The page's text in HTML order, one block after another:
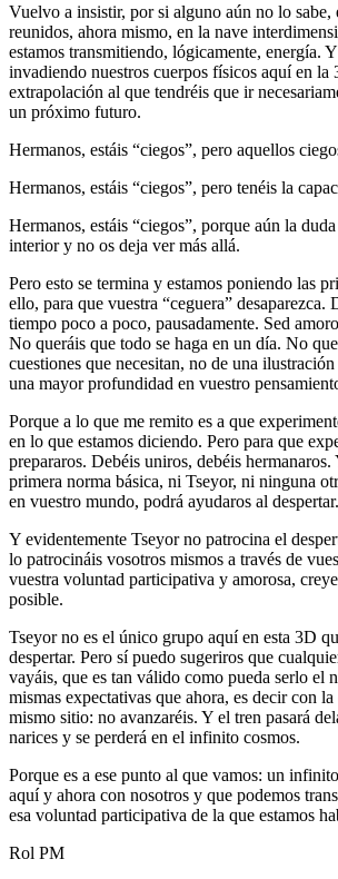
Vuelvo a insistir, por si alguno aún no lo sabe,
reunidos, ahora mismo, en la nave
estamos transmitiendo, lógicamente, energía. Y
invadiendo nuestros cuerpos físicos aquí en
extrapolación al que tendréis que ir
un próximo futuro.
Hermanos, estáis “ciegos”, pero aquellos
Hermanos, estáis “ciegos”, pero tenéis la
Hermanos, estáis “ciegos”, porque aún la
interior y no os deja ver más allá.
Pero esto se termina y estamos poniendo las
ello, para que vuestra “ceguera” desaparezca.
tiempo poco a poco, pausadamente. Sed
No queráis que todo se haga en un día. No
cuestiones que necesitan, no de una
una mayor profundidad en vuestro
Porque a lo que me remito es a que
en lo que estamos diciendo. Pero para que
prepararos. Debéis uniros, debéis hermanaros.
primera norma básica, ni Tseyor, ni ninguna
en vuestro mundo, podrá ayudaros al despertar.
Y evidentemente Tseyor no patrocina el
lo patrocináis vosotros mismos a través de
vuestra voluntad participativa y amorosa,
posible.
Tseyor no es el único grupo aquí en esta 3D
despertar. Pero sí puedo sugeriros que
vayáis, que es tan válido como pueda serlo el
mismas expectativas que ahora, es decir con la
mismo sitio: no avanzaréis. Y el tren pasará
narices y se perderá en el infinito cosmos.
Porque es a ese punto al que vamos: un
aquí y ahora con nosotros y que podemos
esa voluntad participativa de la que estamos
Rol PM